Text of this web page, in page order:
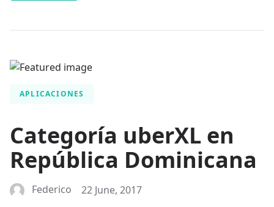
APLICACIONES
Categoría uberXL en
República Dominicana
Federico
22 June, 2017